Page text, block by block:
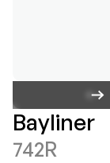
Bayliner
742R